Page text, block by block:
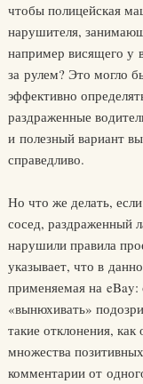
чтобы полицейская
нарушителя,
например висящего у
за рулем? Это могло
эффективно
раздраженные
и полезный вариант
справедливо.
Но что же делать,
сосед, раздраженный
нарушили правила
указывает, что в
применяемая на
«вынюхивать»
такие отклонения,
множества
комментарии от